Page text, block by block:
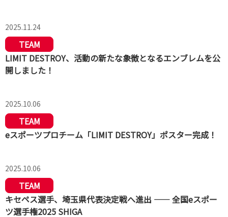
2025.11.24
TEAM
LIMIT DESTROY、活動の新たな象徴となるエンブレムを公
開しました！
2025.10.06
TEAM
eスポーツプロチーム「LIMIT DESTROY」ポスター完成！
2025.10.06
TEAM
キセペス選手、埼玉県代表決定戦へ進出 —— 全国eスポー
ツ選手権2025 SHIGA